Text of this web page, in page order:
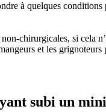
à quelques
chirurgicales, si cela
et les
subi un